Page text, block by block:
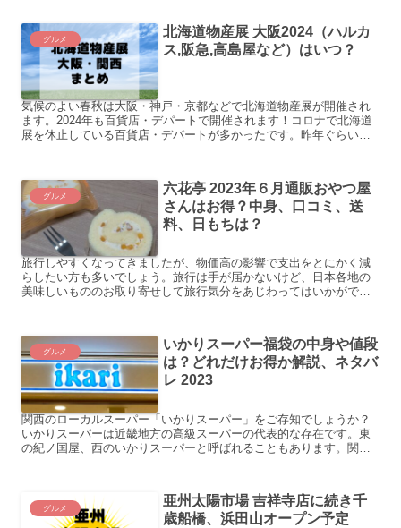
グルメ
北海道物産展 大阪2024（ハルカ
ス,阪急,高島屋など）はいつ？
気候のよい春秋は大阪・神戸・京都などで北海道物産展が開催され
ます。2024年も百貨店・デパートで開催されます！コロナで北海道
展を休止している百貨店・デパートが多かったです。昨年ぐらいか
グルメ
六花亭 2023年６月通販おやつ屋
さんはお得？中身、口コミ、送
料、日もちは？
旅行しやすくなってきましたが、物価高の影響で支出をとにかく減
らしたい方も多いでしょう。旅行は手が届かないけど、日本各地の
美味しいもののお取り寄せして旅行気分をあじわってはいかがでし
グルメ
いかりスーパー福袋の中身や値段
は？どれだけお得か解説、ネタバ
レ 2023
関西のローカルスーパー「いかりスーパー」をご存知でしょうか？
いかりスーパーは近畿地方の高級スーパーの代表的な存在です。東
の紀ノ国屋、西のいかりスーパーと呼ばれることもあります。関西
グルメ
亜州太陽市場 吉祥寺店に続き千
歳船橋、浜田山オープン予定